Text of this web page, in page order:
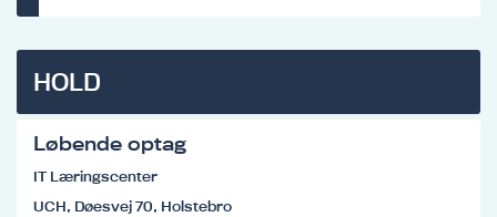
HOLD
Løbende optag
IT Læringscenter
UCH, Døesvej 70, Holstebro